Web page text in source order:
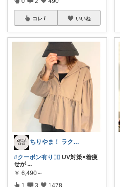
コレ いいね
ちりやま！ ラク×便利グッズ🫧
#クーポン有り❤️‍🔥 UV対策×着痩
せが ...
￥ 6,490～
1 3 1478